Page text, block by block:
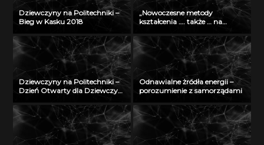
Dziewczyny na Politechniki –
Bieg w Kasku 2018
„Nowoczesne metody
kształcenia …. także … na
Radiu Akadera – 11 grudzień
2012
Dziewczyny na Politechniki –
Dzień Otwarty dla Dziewczyn
Odnawialne żródła energii –
porozumienie z samorządami